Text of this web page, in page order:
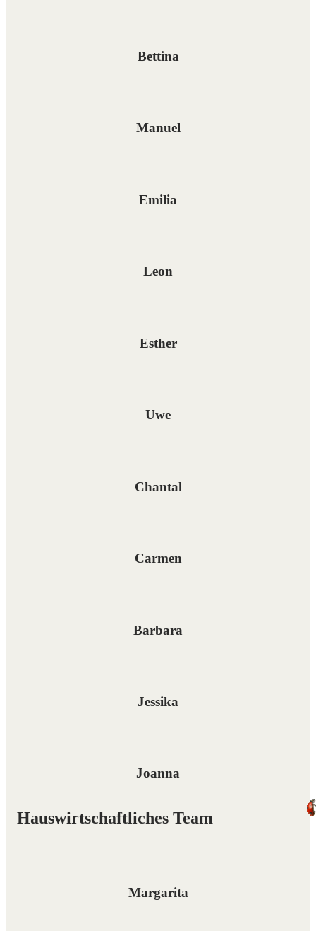
Bettina
Manuel
Emilia
Leon
Esther
Uwe
Chantal
Carmen
Barbara
Jessika
Joanna
Hauswirtschaftliches Team
Margarita